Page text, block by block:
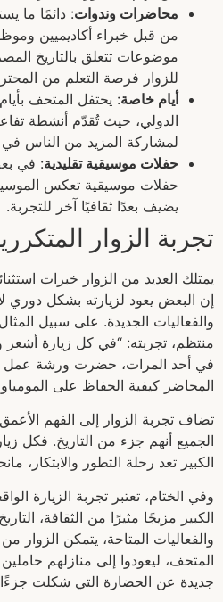
محاضرات وندوات: دائمًا ما
من قبل خبراء أكاديميين
موضوعات تتعلق بالتاريخ
للزوار فرصة التعلم من
أيام خاصة: يحتفل المتحف
الدولي، حيث تُقدّم أنشطة
لمشاركة المزيد من الناس في
حفلات موسيقية تقليدية: في
حفلات موسيقية تعكس
يضيف بعدًا ثقافيًا آخر للتجربة.
تجربة الزوار
يمتلك العديد من الزوار خبرات
إن البعض يعود لزيارته بشكل
والفعاليات الجديدة. على سبيل
منتظم، تجربته: “في كل زيارة أشعر
في أحد المرات، حضرت ورشة عمل
المحاضر كيفية الحفاظ على
تضاف تجربة الزوار إلى الفهم
الجميع أنهم جزء من التاريخ. فكل
الكبير تعد رحلة التطور والابتكار،
وفي الختام، تعتبر تجربة الزيارة
الكبير مزيجًا مثيرًا من الثقافة،
والفعاليات المتاحة، يتمكن الزوار
المتحف، ليعودوا إلى منازلهم
جديدة عن الحضارة التي شكلت جزءًا